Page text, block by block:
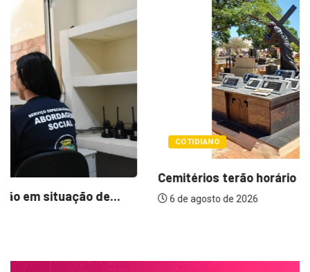
COTIDIANO
Cemitérios terão horário especial e missas no...
6 de agosto de 2026